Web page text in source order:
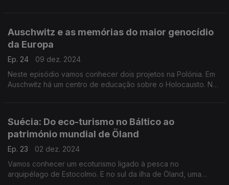
Auschwitz e as memórias do maior genocídio
da Europa
Ep. 24
09 dez. 2024
Neste episódio vamos conhecer dois projetos na Polónia. Em
Auschwitz há um centro de educação sobre o Holocausto. Na
Suécia: Do eco-turismo no Báltico ao
património mundial de Öland
Ep. 23
02 dez. 2024
Vamos conhecer um ecoturismo ligado à pesca no
arquipélago de Estocolmo. E no sul da ilha de Öland, uma